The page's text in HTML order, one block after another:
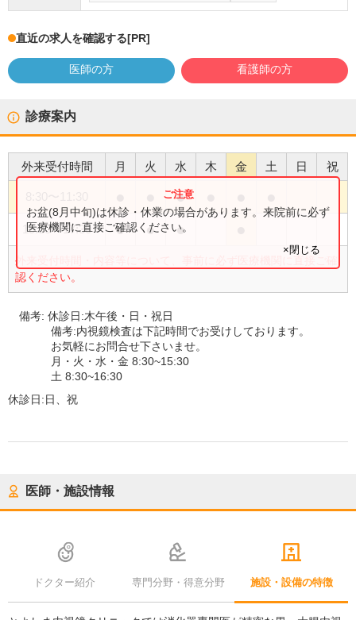
直近の求人を確認する[PR]
医師の方 看護師の方
診療案内
外来受付時間 月 火 水 木 金 土 日 祝
●
15:30〜17:30 ● ● ●
外来受付時間・内容等について、事前に必ず医療機関に直接ご確
認ください。
お盆(8月中旬)は休診・休業の場合があります。来院前に必ず
医療機関に直接ご確認ください。
×閉じる
備考:休診日:木午後・日・祝日
備考:内視鏡検査は下記時間でお受けしております。
お気軽にお問合せ下さいませ。
月・火・水・金 8:30~15:30
土 8:30~16:30
休診日:日、祝
医師・施設情報
ドクター紹介 専門分野・得意分野 施設・設備の特徴